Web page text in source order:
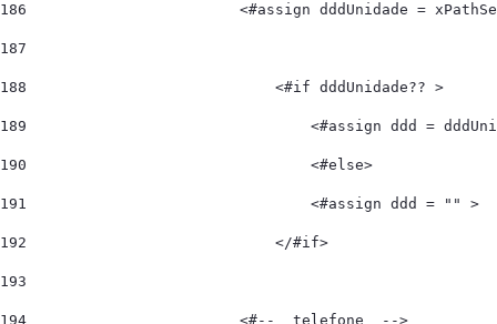
186
<#assign dddUnidade =
187
188
                            <#if dddUnidade?? >
189
<#assign ddd =
190
                                <#else>
191
                                <#assign ddd = "" >
192
                            </#if>
193
194
                        <#--  telefone  -->